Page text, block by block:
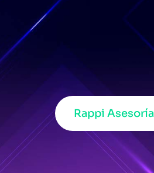
Rappi Asesoría